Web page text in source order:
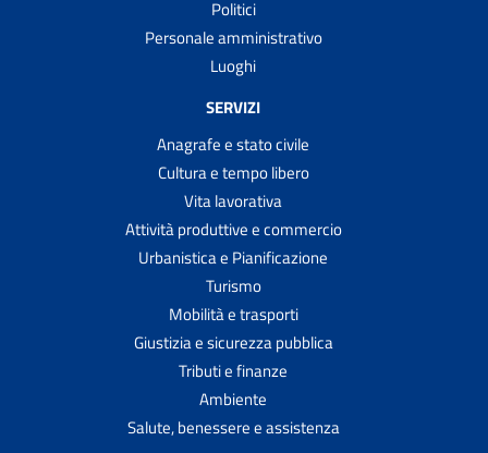
Politici
Personale amministrativo
Luoghi
SERVIZI
Anagrafe e stato civile
Cultura e tempo libero
Vita lavorativa
Attività produttive e commercio
Urbanistica e Pianificazione
Turismo
Mobilità e trasporti
Giustizia e sicurezza pubblica
Tributi e finanze
Ambiente
Salute, benessere e assistenza